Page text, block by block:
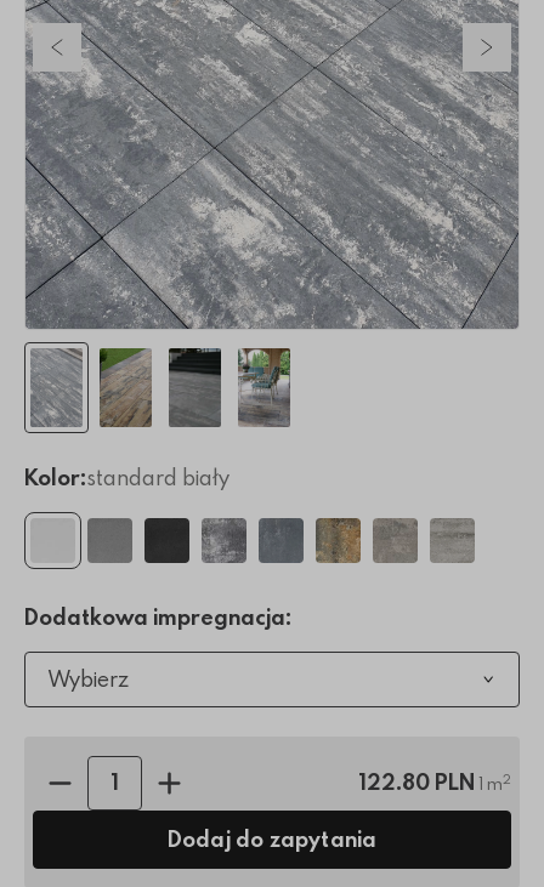
Poprzedni slajd
Kolor:standard biały
Dodatkowa impregnacja:
Wybierz
Ilość sztuk: 122.80 PLN 1 m2
Dodaj do zapytania